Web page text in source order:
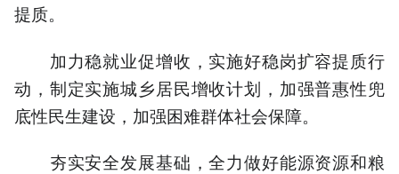
提质。
加力稳就业促增收，实施好稳岗扩容提质行
动，制定实施城乡居民增收计划，加强普惠性兜
底性民生建设，加强困难群体社会保障。
夯实安全发展基础，全力做好能源资源和粮